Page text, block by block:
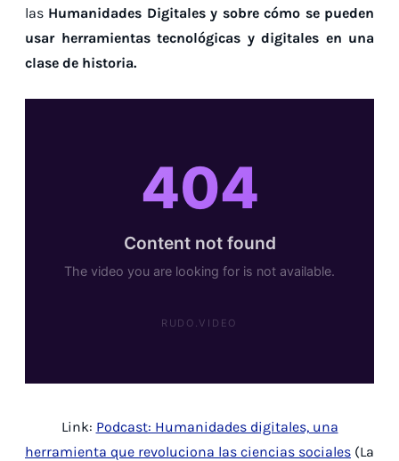
las Humanidades Digitales y sobre cómo se pueden
usar herramientas tecnológicas y digitales en una
clase de historia.
Link: Podcast: Humanidades digitales, una
herramienta que revoluciona las ciencias sociales (La